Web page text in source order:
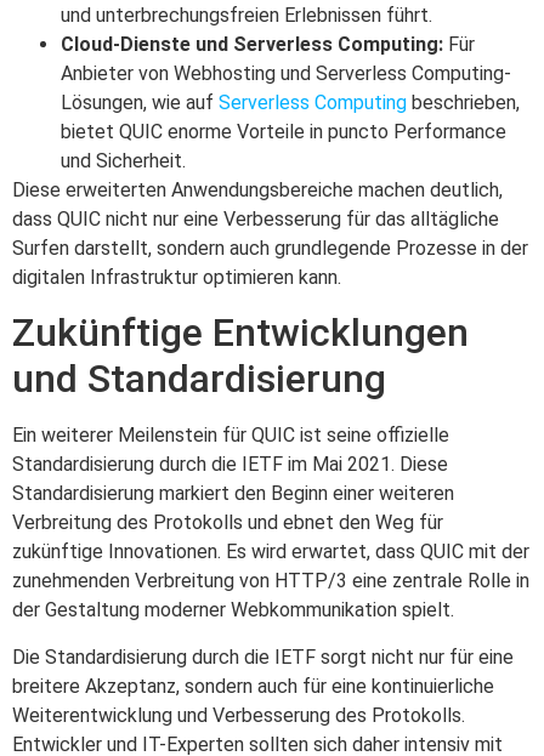
und unterbrechungsfreien Erlebnissen führt.
Cloud-Dienste und Serverless Computing: Für
Anbieter von Webhosting und Serverless Computing-
Lösungen, wie auf Serverless Computing beschrieben,
bietet QUIC enorme Vorteile in puncto Performance
und Sicherheit.
Diese erweiterten Anwendungsbereiche machen deutlich,
dass QUIC nicht nur eine Verbesserung für das alltägliche
Surfen darstellt, sondern auch grundlegende Prozesse in der
digitalen Infrastruktur optimieren kann.
Zukünftige Entwicklungen
und Standardisierung
Ein weiterer Meilenstein für QUIC ist seine offizielle
Standardisierung durch die IETF im Mai 2021. Diese
Standardisierung markiert den Beginn einer weiteren
Verbreitung des Protokolls und ebnet den Weg für
zukünftige Innovationen. Es wird erwartet, dass QUIC mit der
zunehmenden Verbreitung von HTTP/3 eine zentrale Rolle in
der Gestaltung moderner Webkommunikation spielt.
Die Standardisierung durch die IETF sorgt nicht nur für eine
breitere Akzeptanz, sondern auch für eine kontinuierliche
Weiterentwicklung und Verbesserung des Protokolls.
Entwickler und IT-Experten sollten sich daher intensiv mit